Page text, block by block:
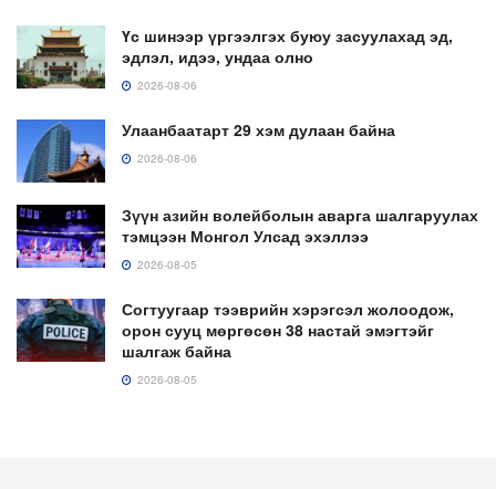
Үс шинээр үргээлгэх буюу засуулахад эд,
эдлэл, идээ, ундаа олно
2026-08-06
Улаанбаатарт 29 хэм дулаан байна
2026-08-06
Зүүн азийн волейболын аварга шалгаруулах
тэмцээн Монгол Улсад эхэллээ
2026-08-05
Согтуугаар тээврийн хэрэгсэл жолоодож,
орон сууц мөргөсөн 38 настай эмэгтэйг
шалгаж байна
2026-08-05